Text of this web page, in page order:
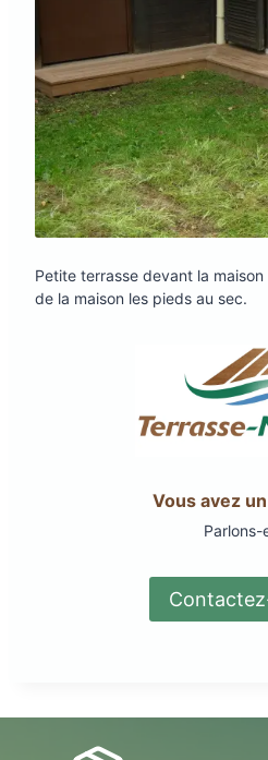
Petite terrasse devant la
de la maison les pieds au sec.
Vous avez
Parlons-